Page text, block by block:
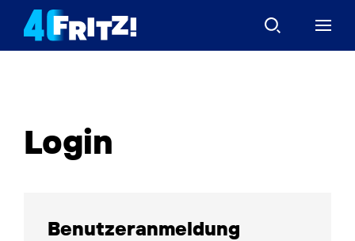
Login
Benutzeranmeldung